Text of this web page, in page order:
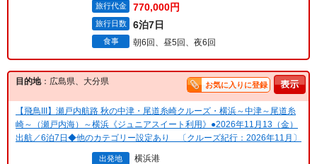
旅行代金 770,000円
旅行日数 6泊7日
食事 朝6回、昼5回、夜6回
目的地：広島県、大分県 お気に入りに登録
【飛鳥III】瀬戸内航路 秋の中津・尾道糸崎クルーズ・横浜～中津～尾道糸
崎～（瀬戸内海）～横浜《ジュニアスイート利用》●2026年11月13（金）
出航／6泊7日◆他のカテゴリー設定あり 〔クルーズ紀行：2026年11月〕
出発地 横浜港